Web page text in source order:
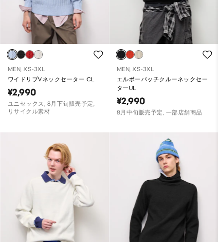
MEN, XS-3XL
ワイドリブVネックセーター CL
¥2,990
ユニセックス, 8月下旬販売予定,
リサイクル素材
MEN, XS-3XL
エルボーパッチクルーネックセー
ターUL
¥2,990
8月中旬販売予定, 一部店舗商品